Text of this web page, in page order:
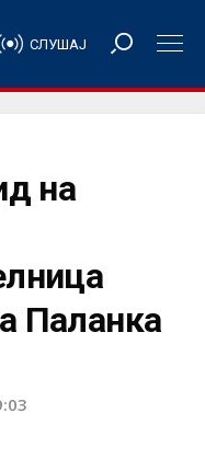
СЛУШАЈ
на
Паланка